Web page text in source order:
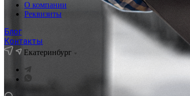
О компании
Реквизиты
Блог
Контакты
Екатеринбург